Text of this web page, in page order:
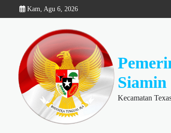
to
Kam, Agu 6, 2026
Siamin
Kecamatan